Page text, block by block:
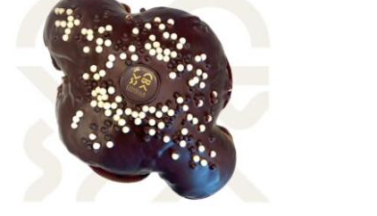
AGGIUNGI AL CARRELLO / QUICK VIEW